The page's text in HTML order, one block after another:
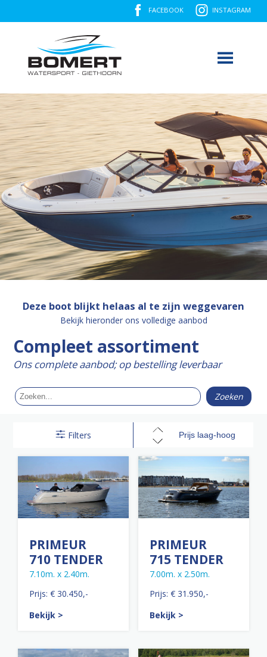
FACEBOOK INSTAGRAM
Deze boot blijkt helaas al te zijn weggevaren
Bekijk hieronder ons volledige aanbod
Compleet assortiment
Ons complete aanbod; op bestelling leverbaar
Filters
PRIMEUR
710 TENDER
7.10m. x 2.40m.
Prijs: € 30.450,-
Bekijk >
PRIMEUR
715 TENDER
7.00m. x 2.50m.
Prijs: € 31.950,-
Bekijk >